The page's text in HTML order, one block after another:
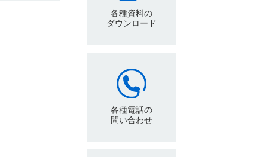
各種資料の
ダウンロード
各種電話の
問い合わせ